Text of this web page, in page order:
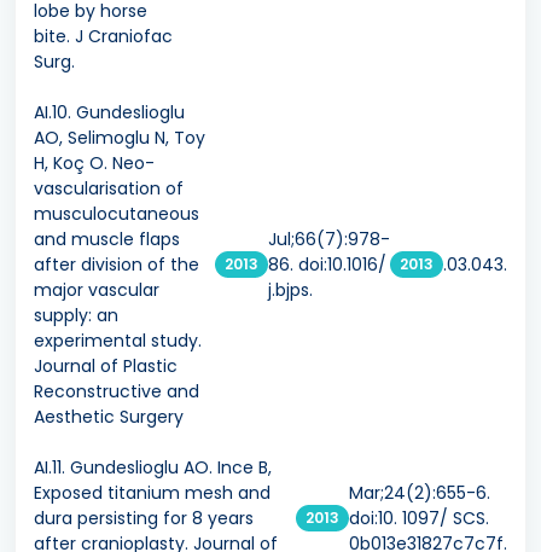
lobe by horse
bite. J Craniofac
Surg.
AI.10. Gundeslioglu
AO, Selimoglu N, Toy
H, Koç O. Neo-
vascularisation of
musculocutaneous
and muscle flaps
after division of the
major vascular
supply: an
experimental study.
Journal of Plastic
Reconstructive and
Aesthetic Surgery
2013
Jul;66(7):978-
86. doi:10.1016/
j.bjps.
2013 .03.043.
AI.11. Gundeslioglu AO. Ince B,
Exposed titanium mesh and
dura persisting for 8 years
after cranioplasty. Journal of
2013
Mar;24(2):655-6.
doi:10. 1097/ SCS.
0b013e31827c7c7f.